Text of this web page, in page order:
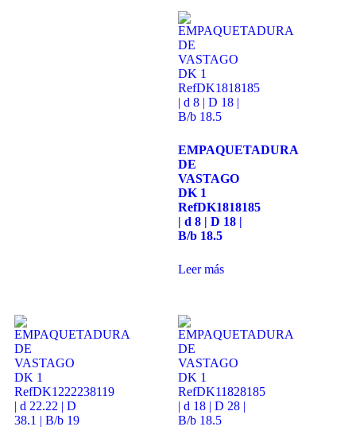
EMPAQUETADURA
DE
VASTAGO
DK 1
RefDK1818185
| d 8 | D 18 |
B/b 18.5
Leer más